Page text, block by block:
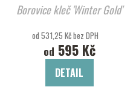
Borovice kleč 'Winter Gold'
od 531,25 Kč bez DPH
od 595 Kč
DETAIL